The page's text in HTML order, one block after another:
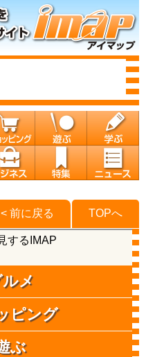
TOPへ
< 前に戻る
するIMAP
ルメ
ピング
ぶ